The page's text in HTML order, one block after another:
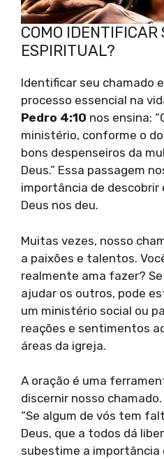
COMO
ESPIRITUAL?
Identificar seu chamado
processo essencial na
Pedro 4:10 nos ensina:
ministério, conforme o
bons despenseiros da
Deus.” Essa passagem
importância de descobrir
Deus nos deu.
Muitas vezes, nosso
a paixões e talentos.
realmente ama fazer?
ajudar os outros, pode
um ministério social ou
reações e sentimentos
áreas da igreja.
A oração é uma
discernir nosso chamado.
“Se algum de vós tem
Deus, que a todos dá
subestime a importância